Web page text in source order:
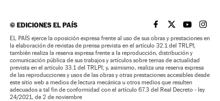
©EDICIONES EL PAÍS EL PAÍS BRASIL EN
EL PAÍSEL PAÍS
EL
EL PAÍS ejerce la oposición expresa frente al uso de sus obras y prestaciones en
la elaboración de revistas de prensa prevista en el artículo 32.1 del TRLPI;
también realiza la reserva expresa frente a la reproducción, distribución y
comunicación pública de sus trabajos y artículos sobre temas de actualidad
prevista en el artículo 33.1 del TRLPI; y, asimismo, realiza una reserva expresa
de las reproducciones y usos de las obras y otras prestaciones accesibles desde
este sitio web a medios de lectura mecánica u otros medios que resulten
adecuados a tal fin de conformidad con el artículo 67.3 del Real Decreto - ley
24/2021, de 2 de noviembre